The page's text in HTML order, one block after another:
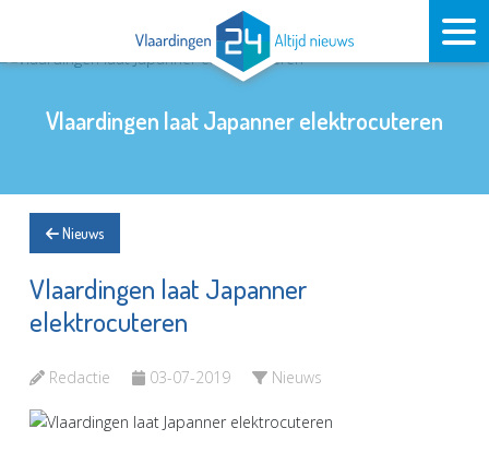
Vlaardingen laat Japanner elektrocuteren
Nieuws
Vlaardingen laat Japanner
elektrocuteren
Redactie 03-07-2019 Nieuws